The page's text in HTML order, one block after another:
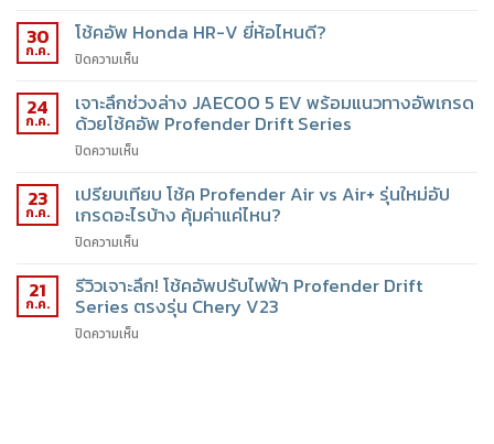
30
ก.ค.
โช้คอัพ Honda HR-V ยี่ห้อไหนดี?
ปิดความเห็น
24
ก.ค.
เจาะลึกช่วงล่าง JAECOO 5 EV พร้อมแนวทางอัพเกรด
ด้วยโช้คอัพ Profender Drift Series
ปิดความเห็น
23
ก.ค.
เปรียบเทียบ โช้ค Profender Air vs Air+ รุ่นใหม่อัป
เกรดอะไรบ้าง คุ้มค่าแค่ไหน?
ปิดความเห็น
21
ก.ค.
รีวิวเจาะลึก! โช้คอัพปรับไฟฟ้า Profender Drift
Series ตรงรุ่น Chery V23
ปิดความเห็น